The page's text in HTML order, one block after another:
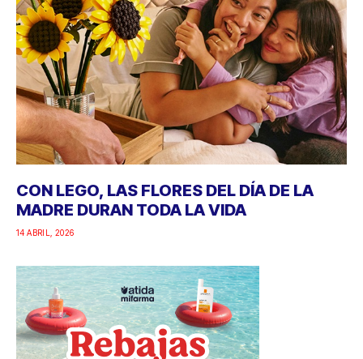
CON LEGO, LAS FLORES DEL DÍA DE LA
MADRE DURAN TODA LA VIDA
14 ABRIL, 2026